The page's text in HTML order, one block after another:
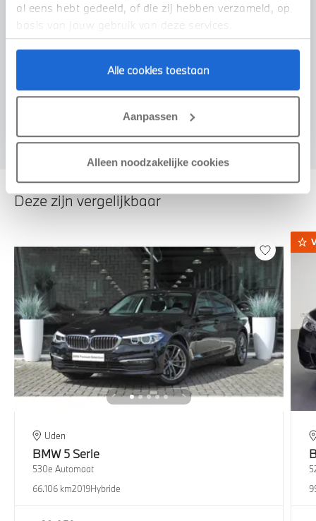
al eens hebt gedeeld, of die zij hebben verzameld, op
basis van jouw gebruik van deze services.
Alle cookies toestaan
Aanpassen
Alleen noodzakelijke cookies
Voorstel aanvragen
Deze zijn vergelijkbaar
Uden
BMW 5 Serie
530e Automaat
66.106 km2019Hybride